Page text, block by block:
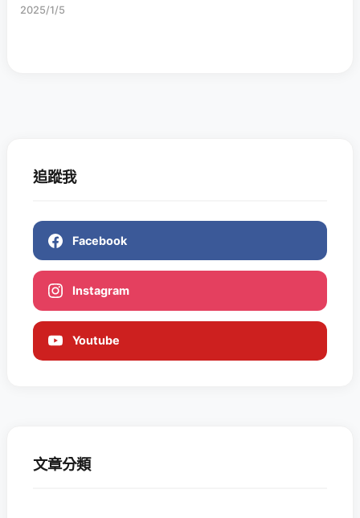
2025/1/5
追蹤我
Facebook
Instagram
Youtube
文章分類